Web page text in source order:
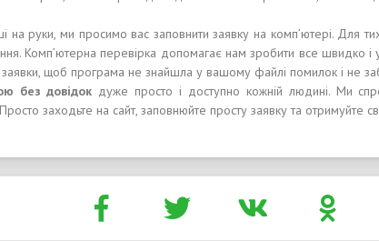
на руки, ми просимо вас заповнити заявку на комп’ютері. Для
Комп’ютерна перевірка допомагає нам зробити все швидко
заявки, щоб програма не знайшла у вашому файлі помилок і не
без довідок дуже просто і доступно кожній людині. Ми
заходьте на сайт, заповнюйте просту заявку та отримуйте